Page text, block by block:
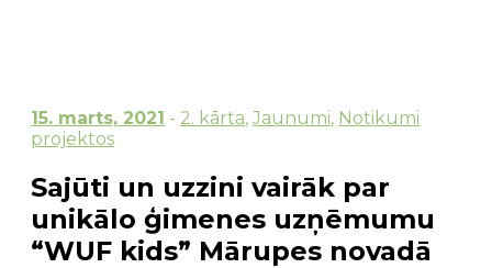
15. marts, 2021 - 2. kārta, Jaunumi, Notikumi
projektos
Sajūti un uzzini vairāk par
unikālo ģimenes uzņēmumu
“WUF kids” Mārupes novadā